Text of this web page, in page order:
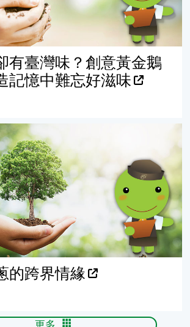
有臺灣味？創意黃金鵝
記憶中難忘好滋味
情緣
的跨界情緣